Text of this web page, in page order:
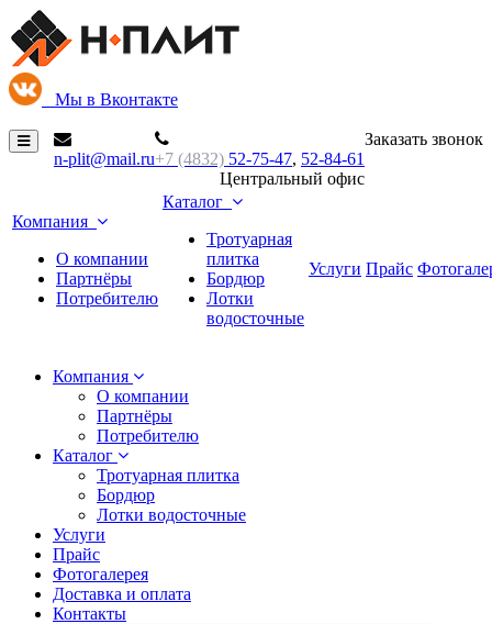
Мы в Вконтакте
Заказать звонок
+7 (4832) 52-75-47, 52-84-61
Центральный офис
n-plit@mail.ru
Компания
О компании
Партнёры
Потребителю
Каталог
Тротуарная
плитка
Бордюр
Лотки
водосточные
Услуги Прайс
Компания
О компании
Партнёры
Потребителю
Каталог
Тротуарная плитка
Бордюр
Лотки водосточные
Услуги
Прайс
Фотогалерея
Доставка и оплата
Контакты